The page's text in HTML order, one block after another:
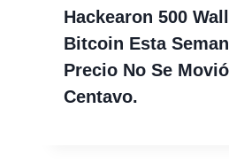
Hackearon 500
Bitcoin Esta
Precio No Se
Centavo.